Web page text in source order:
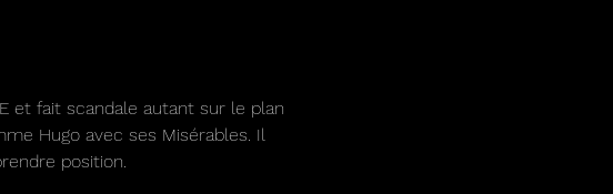
et fait scandale autant sur le plan
Hugo avec ses Misérables. Il
position.